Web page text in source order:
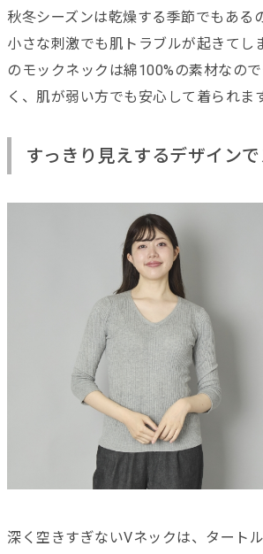
秋冬シーズンは乾燥する季節でもある
小さな刺激でも肌トラブルが起きてし
のモックネックは綿100%の素材なの
く、肌が弱い方でも安心して着られます
すっきり見えするデザイン
深く空きすぎないVネックは、タート